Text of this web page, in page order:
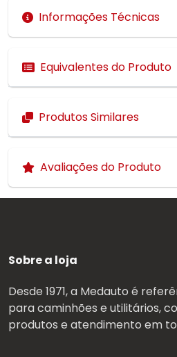
Informações Técnicas
Equivalentes do Produto
Produtos Similares
Avaliações do Produto
Sobre a loja
Desde 1971, a Medauto é
para caminhões e utilitários,
produtos e atendimento em